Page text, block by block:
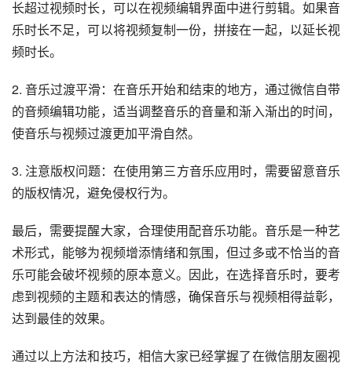
长超过视频时长，可以在视频编辑界面中进行剪辑。如果音
乐时长不足，可以将视频复制一份，拼接在一起，以延长视
频时长。
2. 音乐过渡平滑：在音乐开始和结束的地方，通过微信自带
的音频编辑功能，适当调整音乐的音量和渐入渐出的时间，
使音乐与视频过渡更加平滑自然。
3. 注意版权问题：在使用第三方音乐应用时，需要留意音乐
的版权情况，避免侵权行为。
最后，需要提醒大家，合理使用配音乐功能。音乐是一种艺
术形式，能够为视频增添情绪和氛围，但过多或不恰当的音
乐可能会破坏视频的原本意义。因此，在选择音乐时，要考
虑到视频的主题和表达的情感，确保音乐与视频相得益彰，
达到最佳的效果。
通过以上方法和技巧，相信大家已经掌握了在微信朋友圈视